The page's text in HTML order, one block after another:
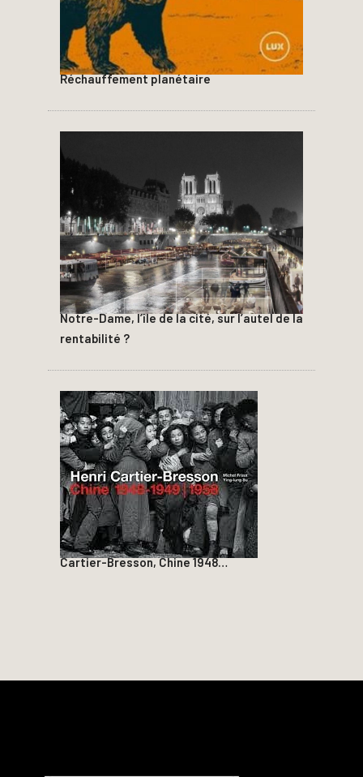
Réchauffement planétaire
Notre-Dame, l’île de la cité, sur l’autel de la
rentabilité ?
Cartier-Bresson, Chine 1948…